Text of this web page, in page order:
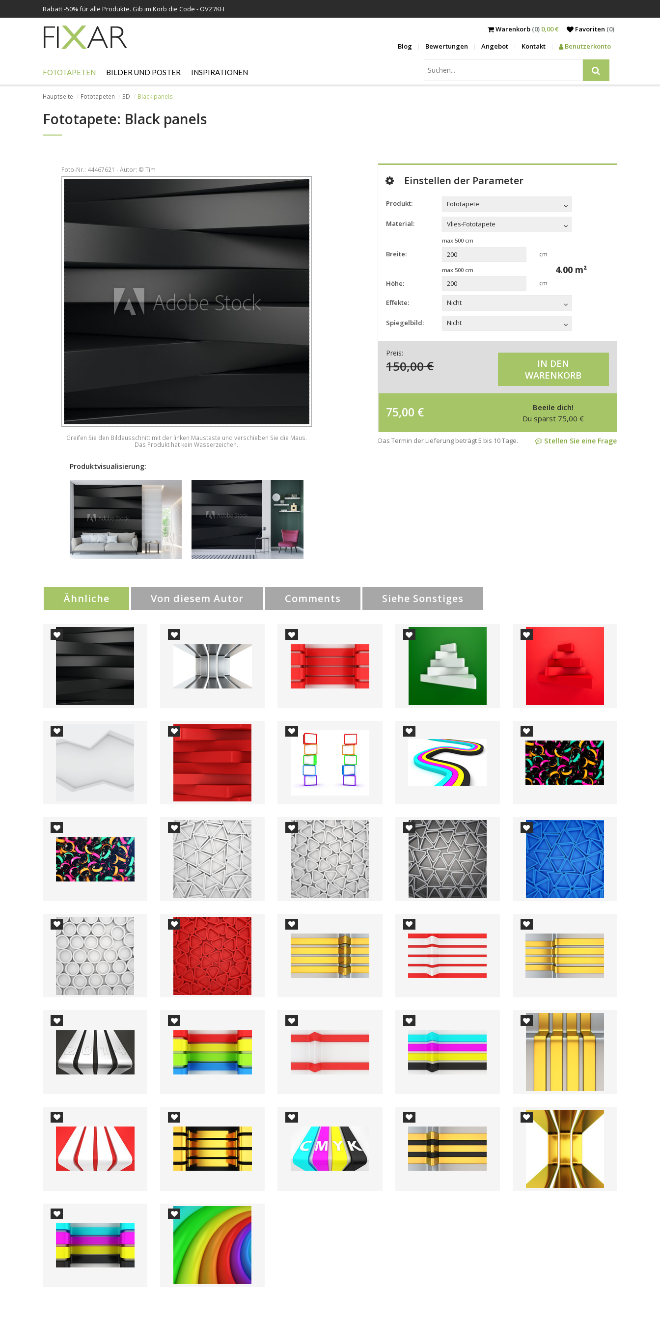
Rabatt -50% für alle Produkte. Gib im Korb die Code - OVZ7KH
Warenkorb(0) 0,00 € Favoriten (0)
Blog
Bewertungen Angebot Kontakt Benutzerkonto
FOTOTAPETEN BILDER UND POSTER INSPIRATIONEN
Hauptseite Fototapeten 3D Black panels
Fototapete: Black panels
Foto-Nr.: 44467621 - Autor: © Tim
Greifen Sie den Bildausschnitt mit der linken Maustaste und verschieben Sie die Maus.
Das Produkt hat kein Wasserzeichen.
Produktvisualisierung:
Einstellen der Parameter
Produkt: Fototapete
Material: Vlies-Fototapete
max 500cm
Breite: cm
max 500cm
Höhe: cm
4.00 m²
Effekte: Nicht
Spiegelbild: Nicht
Preis:
150,00€
IN DEN
WARENKORB
75,00 €
Beeile dich!
Du sparst 75,00 €
Das Termin der Lieferung beträgt 5 bis 10 Tage. Stellen Sie eine Frage
Ähnliche Von diesem Autor Comments Siehe Sonstiges